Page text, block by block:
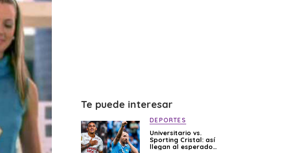
Te puede interesar
DEPORTES
Universitario vs.
Sporting Cristal: así
llegan al esperado